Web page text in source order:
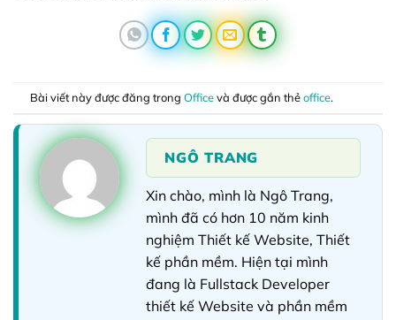
Bài viết này được đăng trongOfficevà được gắn thẻoffice.
NGÔ TRANG
Xin chào, mình là Ngô Trang,
mình đã có hơn 10 năm kinh
nghiệm Thiết kế Website, Thiết
kế phần mềm. Hiện tại mình
đang là Fullstack Developer
thiết kế Website và phần mềm